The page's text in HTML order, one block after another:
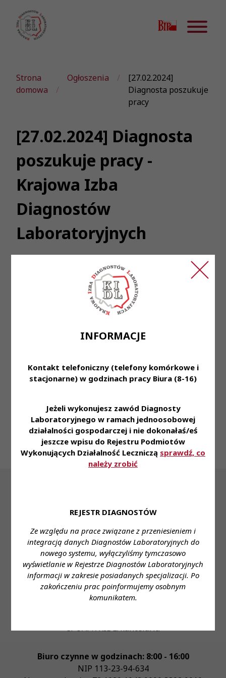
INFORMACJE
Kontakt telefoniczny (telefony komórkowe i
stacjonarne) w godzinach pracy Biura (8-16)
Jeżeli wykonujesz zawód Diagnosty
Laboratoryjnego w ramach jednoosobowej
działalności gospodarczej i nie dokonałaś/eś
jeszcze wpisu do Rejestru Podmiotów
Wykonujących Działalność Leczniczą sprawdź, co
należy zrobić
REJESTR DIAGNOSTÓW
Ze względu na prace związane z przeniesieniem i
integracją danych Diagnostów Laboratoryjnych do
nowego systemu, wyłączyliśmy tymczasowo
wyświetlanie w Rejestrze Diagnostów Laboratoryjnych
informacji w zakresie posiadanych specjalizacji. Po
zakończeniu prac poinformujemy osobnym
komunikatem.
Strona
domowa
Ogłoszenia
[27.02.2024]
Diagnosta poszukuje
pracy
[27.02.2024] Diagnosta
poszukuje pracy -
Krajowa Izba
Diagnostów
Laboratoryjnych
530604313e-mail:katarzyna.nowak-
Diagnosta labolatoryjny z wieloletnim
wieloprofilowym podejmie dodatkową pracę na
terenie województwa lubelskiego
labolatoryjnej
Krajowa Izba Diagnostów Laboratoryjnych
Adres:ul. Konopacka 4,03-428Warszawa
tel.:+48 22 741 21 55
fax:---
e-mail:biuro@kidl.org.pl
ePUAP:/KIDL/kancelaria
Biuro czynne w godzinach: 8:00 - 16:00
NIP 113-23-94-634